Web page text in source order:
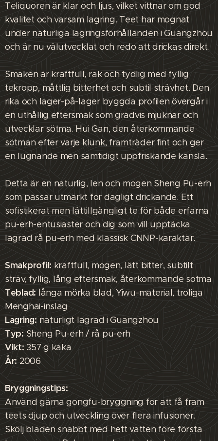
Teliquoren är klar och ljus, vilket vittnar om god
kvalitet och varsam lagring. Teet har mognat
under naturliga lagringsförhållanden i Guangzhou
och är nu välutvecklat och redo att drickas direkt.
Smaken är kraftfull, rak och tydlig med fyllig
tekropp, måttlig bitterhet och subtil strävhet. Den
rika och lager-på-lager byggda profilen övergår i
en uthållig eftersmak som gradvis mjuknar och
utvecklar sötma. Hui Gan, den återkommande
sötman efter varje klunk, framträder fint och ger
en lugnande men samtidigt uppfriskande känsla.
Detta är en naturlig, len och mogen Sheng Pu-erh
som passar utmärkt för dagligt drickande. Ett
sofistikerat men lättillgängligt te för både erfarna
pu-erh-entusiaster och dig som vill upptäcka
lagrad rå pu-erh med klassisk CNNP-karaktär.
Smakprofil: kraftfull, mogen, lätt bitter, subtilt
sträv, fyllig, lång eftersmak, återkommande sötma
Teblad: långa mörka blad, Yiwu-material, troliga
Menghai-inslag
Lagring: naturligt lagrad i Guangzhou
Typ: Sheng Pu-erh / rå pu-erh
Vikt: 357 g kaka
År: 2006
Bryggningstips:
Använd gärna gongfu-bryggning för att få fram
teets djup och utveckling över flera infusioner.
Skölj bladen snabbt med hett vatten före första